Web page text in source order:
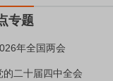
专题
年全国两会
的二十届四中全会